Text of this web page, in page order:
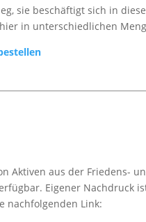
sie beschäftigt sich in
in unterschiedlichen
Aktiven aus der Friedens-
Eigener Nachdruck
nachfolgenden Link: